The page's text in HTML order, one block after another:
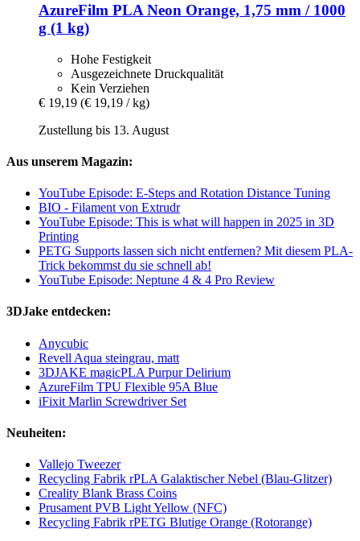
AzureFilm PLA Neon Orange, 1,75 mm / 1000
g (1 kg)
Hohe Festigkeit
Ausgezeichnete Druckqualität
Kein Verziehen
€ 19,19 (€ 19,19 / kg)
Zustellung bis 13. August
Aus unserem Magazin:
YouTube Episode: E-Steps and Rotation Distance Tuning
BIO - Filament von Extrudr
YouTube Episode: This is what will happen in 2025 in 3D
Printing
PETG Supports lassen sich nicht entfernen? Mit diesem PLA-
Trick bekommst du sie schnell ab!
YouTube Episode: Neptune 4 & 4 Pro Review
3DJake entdecken:
Anycubic
Revell Aqua steingrau, matt
3DJAKE magicPLA Purpur Delirium
AzureFilm TPU Flexible 95A Blue
iFixit Marlin Screwdriver Set
Neuheiten:
Vallejo Tweezer
Recycling Fabrik rPLA Galaktischer Nebel (Blau-Glitzer)
Creality Blank Brass Coins
Prusament PVB Light Yellow (NFC)
Recycling Fabrik rPETG Blutige Orange (Rotorange)